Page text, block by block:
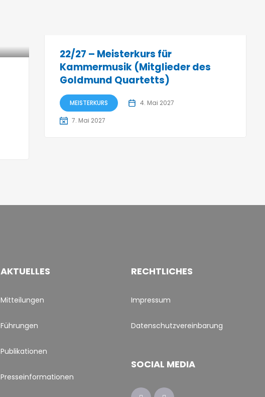
22/27 – Meisterkurs für
Kammermusik (Mitglieder des
Goldmund Quartetts)
MEISTERKURS 4. Mai 2027
7. Mai 2027
AKTUELLES
Mitteilungen
Führungen
Publikationen
Presseinformationen
RECHTLICHES
Impressum
Datenschutzvereinbarung
SOCIAL MEDIA